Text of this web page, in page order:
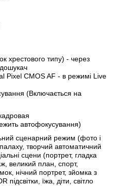
хрестового типу) - через
Pixel CMOS AF - в режимі Live
(Включається на
автофокусування)
сценарний режим (фото і
творчий автоматичний
сцени (портрет, гладка
великий план, спорт,
нічний портрет, зйомка з
підсвітки, їжа, діти, світло